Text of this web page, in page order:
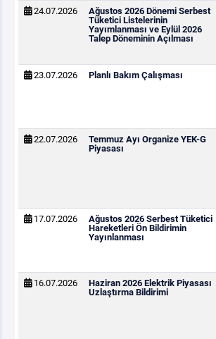
24.07.2026
Ağustos 2026 Dönemi Serbest
Tüketici Listelerinin
Yayımlanması ve Eylül 2026
Talep Döneminin Açılması
23.07.2026 Planlı Bakım Çalışması
22.07.2026
Temmuz Ayı Organize YEK-G
Piyasası
17.07.2026
Ağustos 2026 Serbest Tüketici
Hareketleri Ön Bildirimin
Yayınlanması
16.07.2026
Haziran 2026 Elektrik Piyasası
Uzlaştırma Bildirimi